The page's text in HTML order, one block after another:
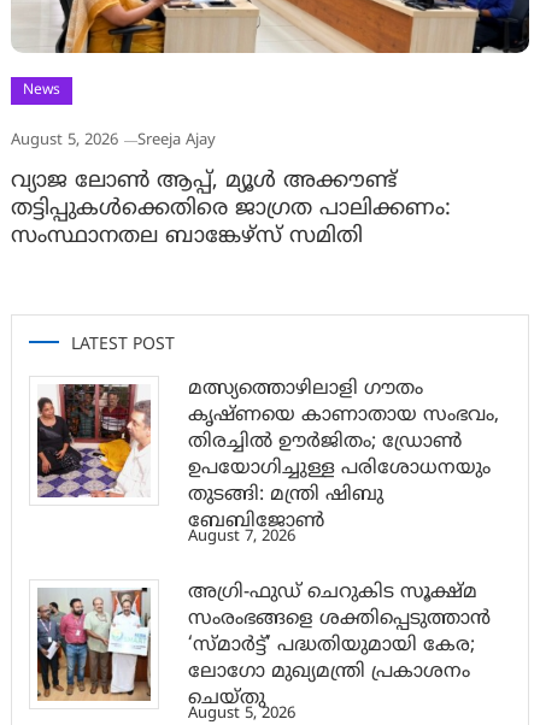
News
August 5, 2026 Sreeja Ajay
വ്യാജ ലോൺ ആപ്പ്, മ്യൂൾ അക്കൗണ്ട്
തട്ടിപ്പുകൾക്കെതിരെ ജാ​ഗ്രത പാലിക്കണം:
സംസ്ഥാനതല ബാങ്കേഴ്സ് സമിതി
LATEST POST
മത്സ്യത്തൊഴിലാളി ഗൗതം
കൃഷ്ണയെ കാണാതായ സംഭവം,
തിരച്ചിൽ ഊർജിതം; ഡ്രോണ്‍
ഉപയോഗിച്ചുള്ള പരിശോധനയും
തുടങ്ങി: മന്ത്രി ഷിബു
ബേബിജോണ്‍
August 7, 2026
അഗ്രി-ഫുഡ് ചെറുകിട സൂക്ഷ്മ
സംരംഭങ്ങളെ ശക്തിപ്പെടുത്താന്‍
‘സ്മാര്‍ട്ട്’ പദ്ധതിയുമായി കേര;
ലോഗോ മുഖ്യമന്ത്രി പ്രകാശനം
ചെയ്തു
August 5, 2026